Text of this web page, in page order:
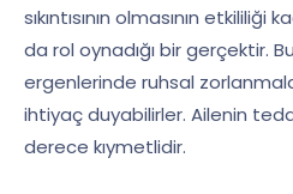
sıkıntısının olmasının etkililiği
da rol oynadığı bir gerçektir.
ergenlerinde ruhsal
ihtiyaç duyabilirler. Ailenin
derece kıymetlidir.